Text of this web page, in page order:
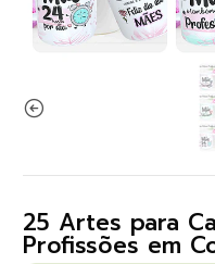
25 Artes para
Profissões em